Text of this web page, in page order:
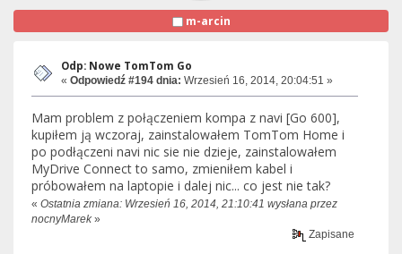
m-arcin
Odp: Nowe TomTom Go
« Odpowiedź #194 dnia: Wrzesień 16, 2014, 20:04:51 »
Mam problem z połączeniem kompa z navi [Go 600],
kupiłem ją wczoraj, zainstalowałem TomTom Home i
po podłączeni navi nic sie nie dzieje, zainstalowałem
MyDrive Connect to samo, zmieniłem kabel i
próbowałem na laptopie i dalej nic... co jest nie tak?
« Ostatnia zmiana: Wrzesień 16, 2014, 21:10:41 wysłana przez
nocnyMarek »
Zapisane